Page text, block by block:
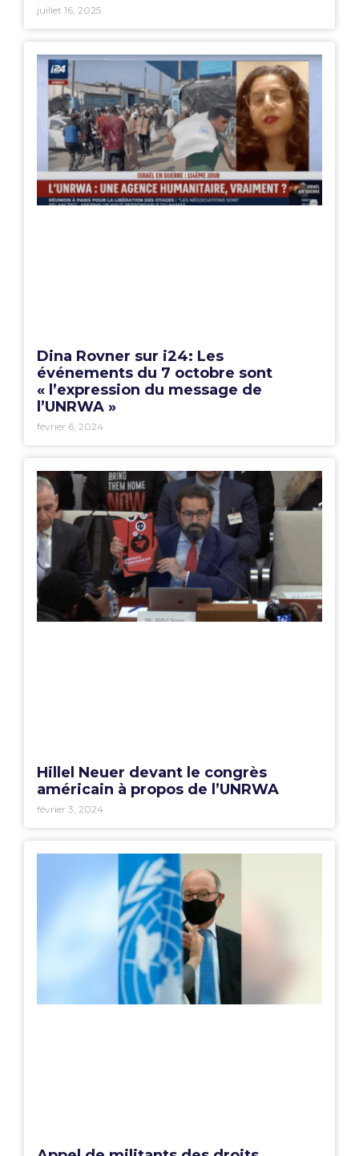
juillet 16, 2025
Dina Rovner sur i24: Les
événements du 7 octobre sont
« l’expression du message de
l’UNRWA »
février 6, 2024
Hillel Neuer devant le congrès
américain à propos de l’UNRWA
février 3, 2024